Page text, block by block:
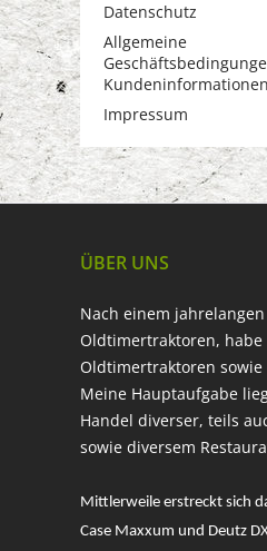
Datenschutz
Allgemeine
Kundeninformationen
Impressum
ÜBER UNS
Nach einem
Oldtimertraktoren,
Oldtimertraktoren
Meine Hauptaufgabe
Handel diverser, teils
sowie diversem
Mittlerweile erstreckt sich
Case Maxxum und Deutz